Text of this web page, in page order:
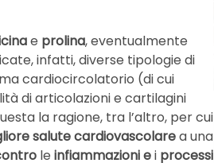
e prolina, eventualmente
infatti, diverse tipologie di
cardiocircolatorio (di cui
di articolazioni e cartilagini
la ragione, tra l’altro, per cui
salute cardiovascolarea una
le infiammazioni ei processi